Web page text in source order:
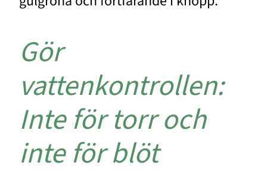
Gör
vattenkontrollen:
Inte för torr och
inte för blöt